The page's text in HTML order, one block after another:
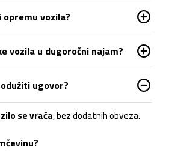
vozila? add_circle
vozila u dugoročni najam? add_circle
ugovor? do_not_disturb_on
se vraća, bez dodatnih obveza.